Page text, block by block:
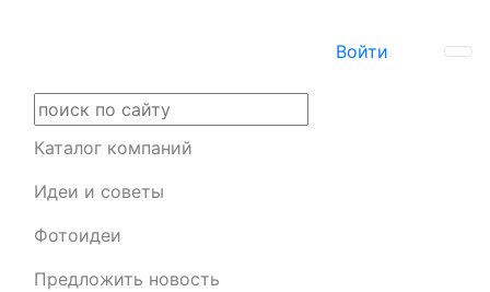
Войти
Каталог компаний
Идеи и советы
Фотоидеи
Предложить новость